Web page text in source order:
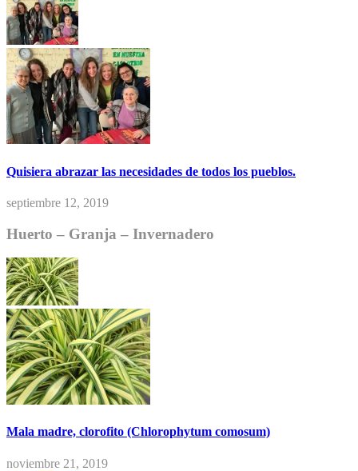
Quisiera abrazar las necesidades de todos los pueblos.
septiembre 12, 2019
Huerto – Granja – Invernadero
Mala madre, clorofito (Chlorophytum comosum)
noviembre 21, 2019